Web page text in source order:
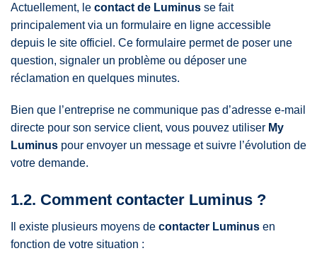
Actuellement, le contact de Luminus se fait
principalement via un formulaire en ligne accessible
depuis le site officiel. Ce formulaire permet de poser une
question, signaler un problème ou déposer une
réclamation en quelques minutes.
Bien que l’entreprise ne communique pas d’adresse e-mail
directe pour son service client, vous pouvez utiliser My
Luminus pour envoyer un message et suivre l’évolution de
votre demande.
1.2. Comment contacter Luminus ?
Il existe plusieurs moyens de contacter Luminus en
fonction de votre situation :